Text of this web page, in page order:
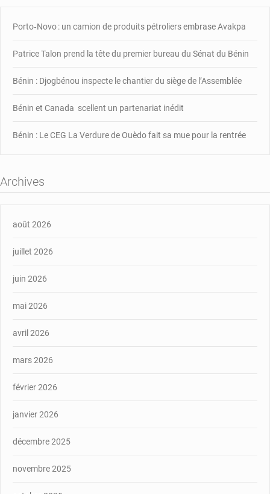
Porto‑Novo : un camion de produits pétroliers embrase Avakpa
Patrice Talon prend la tête du premier bureau du Sénat du Bénin
Bénin : Djogbénou inspecte le chantier du siège de l’Assemblée
Bénin et Canada scellent un partenariat inédit
Bénin : Le CEG La Verdure de Ouèdo fait sa mue pour la rentrée
Archives
août 2026
juillet 2026
juin 2026
mai 2026
avril 2026
mars 2026
février 2026
janvier 2026
décembre 2025
novembre 2025